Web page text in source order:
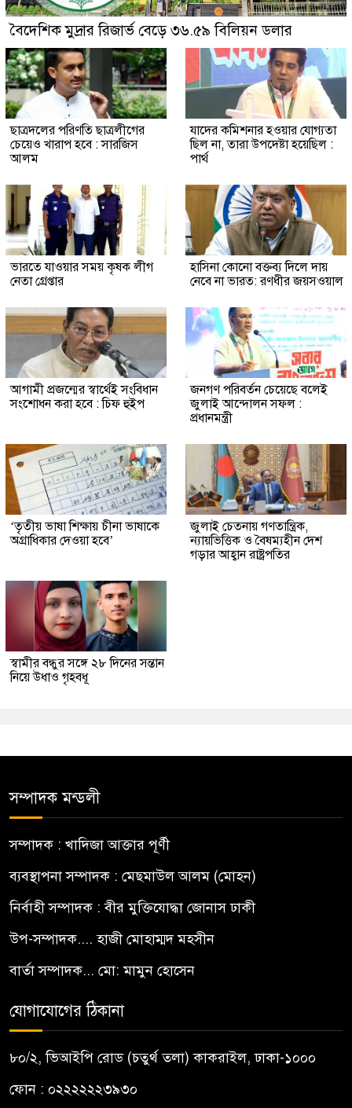
বৈদেশিক মুদ্রার রিজার্ভ বেড়ে ৩৬.৫৯ বিলিয়ন ডলার
ছাত্রদলের পরিণতি ছাত্রলীগের
চেয়েও খারাপ হবে : সারজিস
আলম
যাদের কমিশনার হওয়ার যোগ্যতা
ছিল না, তারা উপদেষ্টা হয়েছিল :
পার্থ
ভারতে যাওয়ার সময় কৃষক লীগ
নেতা গ্রেপ্তার
হাসিনা কোনো বক্তব্য দিলে দায়
নেবে না ভারত: রণধীর জয়সওয়াল
আগামী প্রজন্মের স্বার্থেই সংবিধান
সংশোধন করা হবে : চিফ হুইপ
জনগণ পরিবর্তন চেয়েছে বলেই
জুলাই আন্দোলন সফল :
প্রধানমন্ত্রী
‘তৃতীয় ভাষা শিক্ষায় চীনা ভাষাকে
অগ্রাধিকার দেওয়া হবে’
জুলাই চেতনায় গণতান্ত্রিক,
ন্যায়ভিত্তিক ও বৈষম্যহীন দেশ
গড়ার আহ্বান রাষ্ট্রপতির
স্বামীর বন্ধুর সঙ্গে ২৮ দিনের সন্তান
নিয়ে উধাও গৃহবধূ
সম্পাদক মন্ডলী
সম্পাদক : খাদিজা আক্তার পূর্ণী
ব্যবস্থাপনা সম্পাদক : মেছমাউল আলম (মোহন)
নির্বাহী সম্পাদক : বীর মুক্তিযোদ্ধা জোনাস ঢাকী
উপ-সম্পাদক.... হাজী মোহাম্মদ মহসীন
বার্তা সম্পাদক... মো: মামুন হোসেন
যোগাযোগের ঠিকানা
৮০/২, ভিআইপি রোড (চতুর্থ তলা) কাকরাইল, ঢাকা-১০০০
ফোন : ০২২২২২২৩৯৩০